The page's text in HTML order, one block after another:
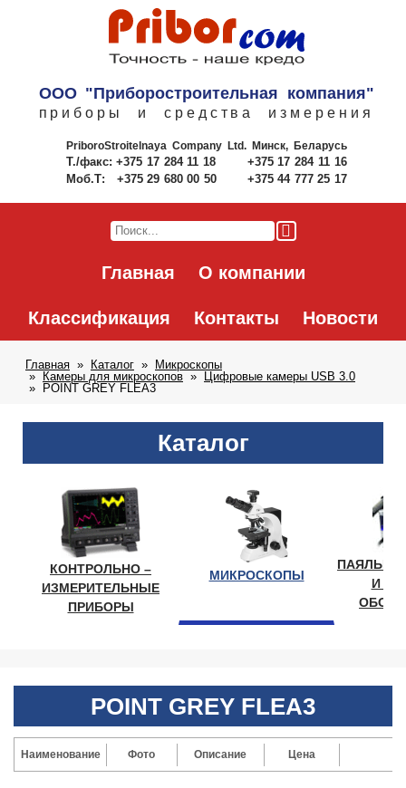
ООО "Приборостроительная компания"
приборы и средства измерения
PriboroStroitelnaya Company Ltd.Минск, Беларусь
Т./факс: +375 17 284 11 18
+375 17 284 11 16
Моб.Т:
+375 29 680 00 50 +375 44 777 25 17
Главная О компании
Классификация Контакты Новости
Главная Каталог
Микроскопы
Камеры для микроскопов
Цифровые камеры USB 3.0
POINT GREY FLEA3
Каталог
КОНТРОЛЬНО –
ИЗМЕРИТЕЛЬНЫЕ
ПРИБОРЫ
МИКРОСКОПЫ
И
POINT GREY FLEA3
Наименование Фото Описание Цена